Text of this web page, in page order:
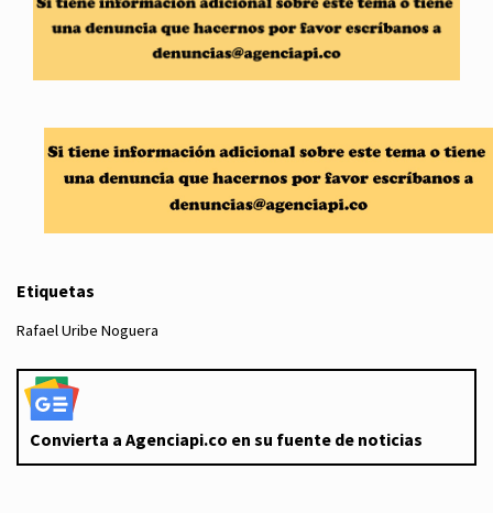
Etiquetas
Rafael Uribe Noguera
Convierta a Agenciapi.co en su fuente de noticias